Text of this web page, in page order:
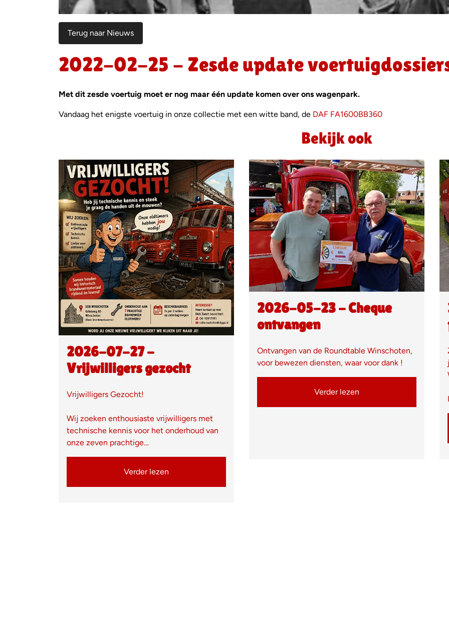
Terug naar Nieuws
2022-02-25 - Zesde update
Met dit zesde voertuig moet er nog maar één update komen over ons wagenpark.
Vandaag het enigste voertuig in onze collectie met een witte band, de DAF FA1600BB360
Bekijk ook
2026-07-27 -
Vrijwilligers gezocht
Vrijwilligers Gezocht!
Wij zoeken enthousiaste vrijwilligers met
technische kennis voor het onderhoud van
onze zeven prachtige…
Verder lezen
2026-05-23 - Cheque
ontvangen
Ontvangen van de Roundtable Winschoten,
voor bewezen diensten, waar voor dank !
Verder lezen